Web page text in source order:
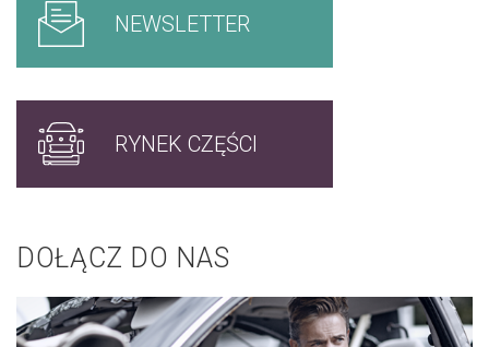
NEWSLETTER
RYNEK CZĘŚCI
DOŁĄCZ DO NAS